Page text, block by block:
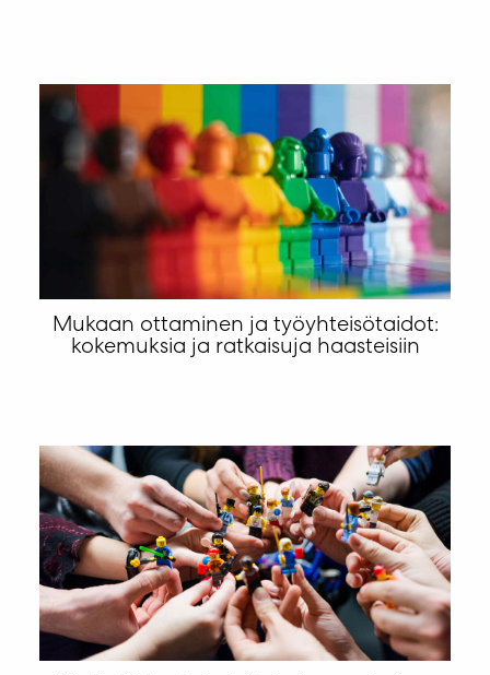
Mukaan ottaminen ja työyhteisötaidot:
kokemuksia ja ratkaisuja haasteisiin